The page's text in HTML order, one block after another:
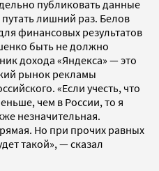
публиковать данные
лишний раз. Белов
финансовых результатов
быть не должно
дохода «Яндекса» — это
рынок рекламы
«Если учесть, что
чем в России, то я
незначительная.
Но при прочих равных
такой», — сказал